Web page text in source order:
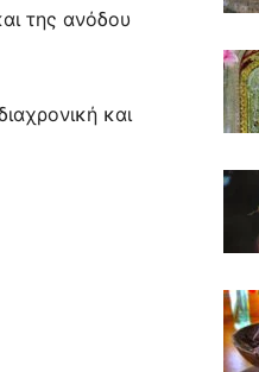
της ανόδου
και